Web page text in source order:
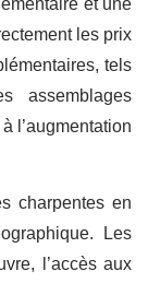
et une
les prix
tels
assemblages
l’augmentation
charpentes en
Les
l’accès aux